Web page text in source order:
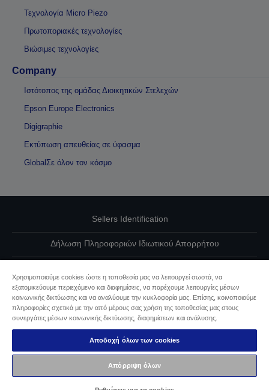
Τεχνολογία Micro Piezo
Πρωτοποριακές τεχνολογίες
Βιώσιμες τεχνολογίες
Company
Ιστότοπος της ομάδας Διοικητικών Στελεχών
Epson Europe Electronics
Digigraphie
Εκτύπωση απευθείας σε ύφασμα
GlobalΣε όλον τον κόσμο
Sellers Identification
Δήλωση Πληροφοριών Ιδιωτικού Απορρήτου
Επικοινωνήστε μαζί μας για τα δεδομένα σας
Πληροφορίες σχετικά με τα cookie
Δέσμευση της Epson για προσβασιμότητα
Πνευματικά δικαιώματα © 2026 Seiko Epson
Χρησιμοποιούμε cookies ώστε η τοποθεσία μας να λειτουργεί σωστά, να
εξατομικεύουμε περιεχόμενο και διαφημίσεις, να παρέχουμε λειτουργίες μέσων
κοινωνικής δικτύωσης και να αναλύουμε την κυκλοφορία μας. Επίσης, κοινοποιούμε
πληροφορίες σχετικά με την από μέρους σας χρήση της τοποθεσίας μας στους
συνεργάτες μέσων κοινωνικής δικτύωσης, διαφημίσεων και ανάλυσης.
Αποδοχή όλων των cookies
Απόρριψη όλων